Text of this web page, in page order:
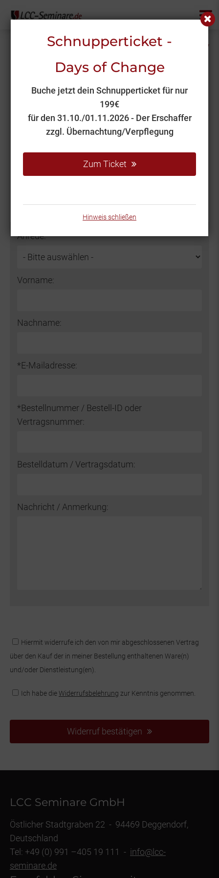
Widerruf deiner Bestellung /
deines Vertrags
Verwende das nachfolgende Formular, um den
Widerruf deiner Bestellung oder deines Vertrags
einzureichen.
Bitte gib deine Bestellnummer oder deine
Mailadresse an, damit wir deine Anfrage eindeutig
zuordnen und bearbeiten können. Informationen zu
Widerrufsbelehrung.
Anrede:
Vorname:
Nachname:
*E-Mailadresse:
*Bestellnummer / Bestell-ID oder
Vertragsnummer:
Bestelldatum / Vertragsdatum:
Nachricht / Anmerkung:
*Widerruf
Hiermit widerrufe ich den von mir abgeschlossenen Vertrag
über den Kauf der in meiner Bestellung enthaltenen Ware(n)
und/oder Dienstleistung(en).
*Widerrufsbelehrung
Ich habe dieWiderrufsbelehrung zur Kenntnis genommen.
Widerruf bestätigen
Schnupperticket -
Days of Change
Buche jetzt dein Schnupperticket für nur
199€
für den 31.10./01.11.2026 - Der Erschaffer
zzgl. Übernachtung/Verpflegung
Zum Ticket
Hinweis schließen
LCC Seminare GmbH
Östlicher Stadtgraben 22 - 94469 Deggendorf,
Deutschland
Tel: +49 (0) 991 –405 19 111 - info@lcc-
seminare.de